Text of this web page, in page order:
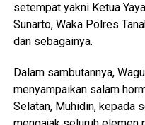
setempat yakni Ketua
Sunarto, Waka Polres
dan sebagainya.
‎Dalam sambutannya,
menyampaikan salam
Selatan, Muhidin, kepada